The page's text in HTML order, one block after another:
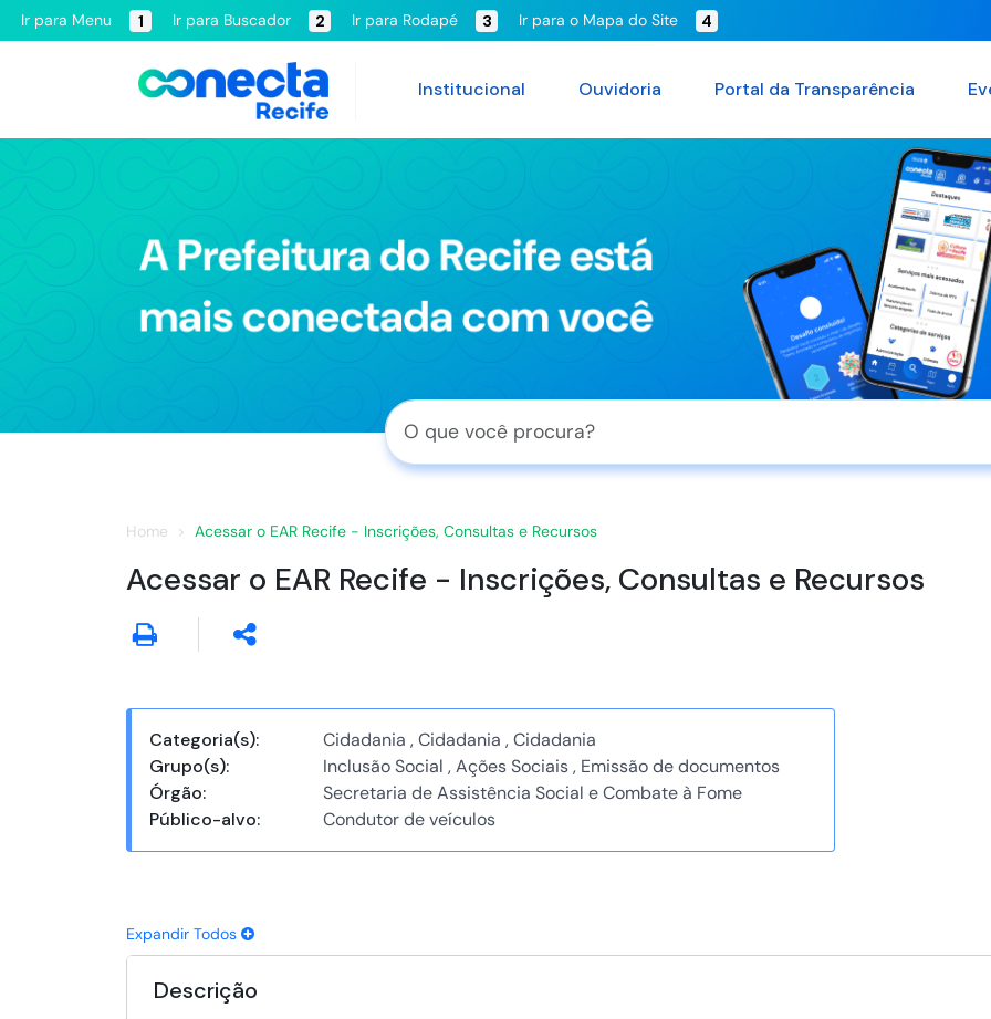
Ir para Menu 1 Ir para Buscador 2 Ir para Rodapé 3 Ir para o Mapa do Site 4
Institucional Ouvidoria Portal da Transparência
Home Acessar o EAR Recife - Inscrições, Consultas e Recursos
Acessar o EAR Recife - Inscrições, Consultas e Recursos
Categoria(s):
Cidadania , Cidadania , Cidadania
Grupo(s):
Inclusão Social , Ações Sociais , Emissão de documentos
Órgão:
Secretaria de Assistência Social e Combate à Fome
Público-alvo:
Condutor de veículos
Expandir Todos
Descrição